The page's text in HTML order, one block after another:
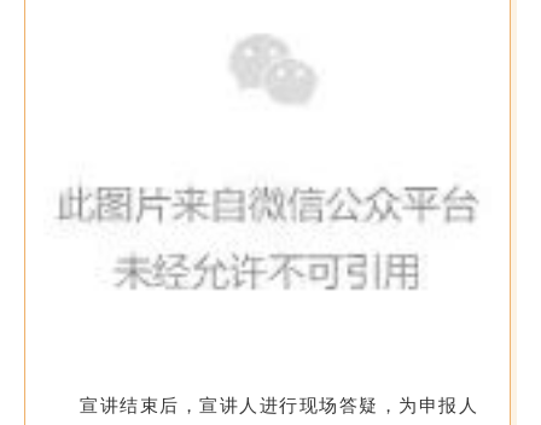
宣讲结束后，宣讲人进行现场答疑，为申报人